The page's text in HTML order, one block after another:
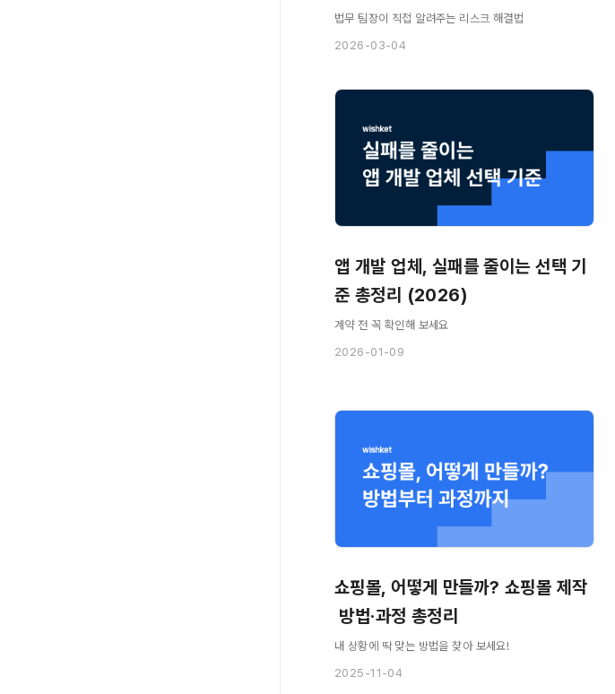
법무 팀장이 직접 알려주는 리스크 해결법
2026-03-04
앱 개발 업체, 실패를 줄이는 선택 기
준 총정리 (2026)
계약 전 꼭 확인해 보세요
2026-01-09
쇼핑몰, 어떻게 만들까? 쇼핑몰 제작
방법·과정 총정리
내 상황에 딱 맞는 방법을 찾아 보세요!
2025-11-04